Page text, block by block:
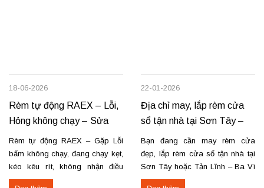
18-06-2026
Rèm tự động RAEX – Lỗi,
Hỏng không chạy – Sửa
tận nơi
Rèm tự động RAEX – Gặp Lỗi
bấm không chạy, đang chạy kẹt,
kéo kêu rít, không nhận điều
khiển… Nhận thay mới động cơ,
22-01-2026
Địa chỉ may, lắp rèm cửa
sổ tận nhà tại Sơn Tây –
Tản Lĩnh Ba Vì
Bạn đang cần may rèm cửa
đẹp, lắp rèm cửa sổ tận nhà tại
Sơn Tây hoặc Tản Lĩnh – Ba Vì
với giá hợp lý? Chúng tôi